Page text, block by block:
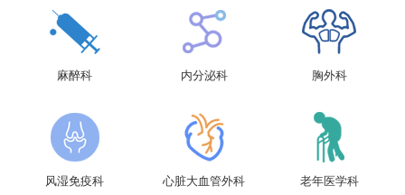
麻醉科 内分泌科 胸外科
风湿免疫科 心脏大血管外科 老年医学科